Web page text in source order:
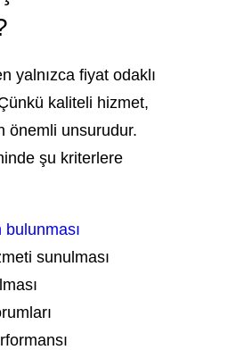
yalnızca fiyat odaklı
kaliteli hizmet,
önemli unsurudur.
şu kriterlere
sunulması